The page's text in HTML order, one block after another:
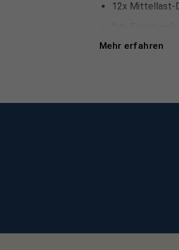
12x Mittellast-
2x
2 x
Mehr erfahren